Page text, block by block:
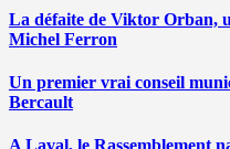
La défaite de Viktor Orban,
Michel Ferron
Un premier vrai conseil
Bercault
A Laval, le Rassemblement